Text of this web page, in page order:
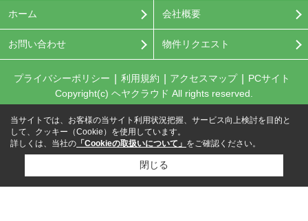
ホーム 会社概要
お問い合わせ 物件リクエスト
プライバシーポリシー 利用規約 アクセスマップ
PCサイト
Copyright(c) ヘヤクラウド All rights reserved.
当サイトでは、お客様の当サイト利用状況把握、サービス向上検討を目的と
して、クッキー（Cookie）を使用しています。
詳しくは、当社の 「Cookieの取扱いについて」 をご確認ください。
閉じる